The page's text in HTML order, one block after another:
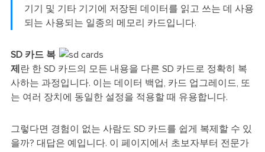
기기 및 기타 기기에 저장된 데이터를 읽고 쓰는 데 사용
되는 사용되는 일종의 메모리 카드입니다.
SD 카드 복
제 란 한 SD 카드의 모든 내용을 다른 SD 카드로 정확히 복
사하는 과정입니다. 이는 데이터 백업, 카드 업그레이드, 또
는 여러 장치에 동일한 설정을 적용할 때 유용합니다.
그렇다면 경험이 없는 사람도 SD 카드를 쉽게 복제할 수 있
을까? 대답은 예입니다. 이 페이지에서 초보자부터 전문가